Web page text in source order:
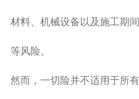
材料、机械设备以及施工期
等风险。
然而，一切险并不适用于所